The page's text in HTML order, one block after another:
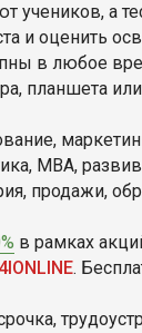
учеников, а
и оценить
в любое
планшета или
MBA,
продажи,
в рамках
.